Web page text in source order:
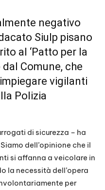
negativo
Siulp pisano
al ‘Patto per la
Comune, che
vigilanti
Polizia
di sicurezza – ha
dell’opinione che il
si affanna a veicolare in
la necessità dell’opera
per